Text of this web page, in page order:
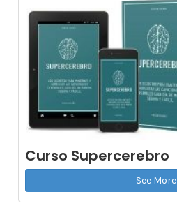
Curso Supercerebro
See More